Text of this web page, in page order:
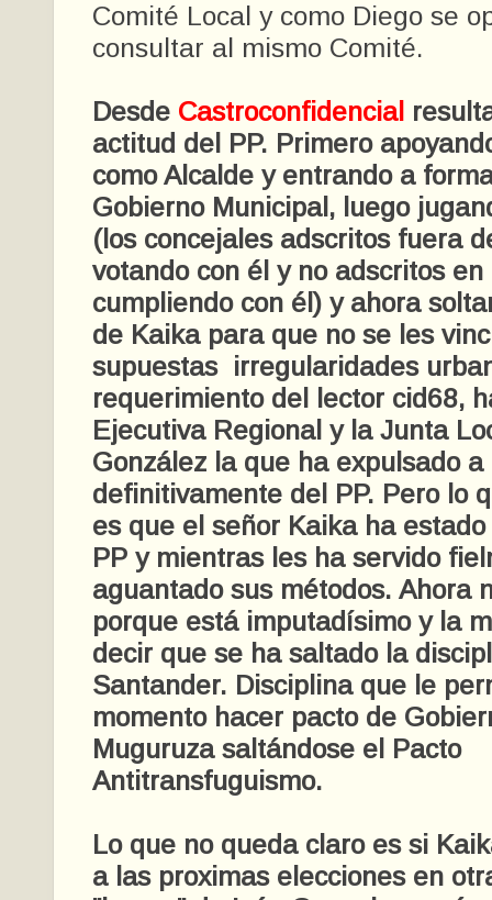
Comité Local y como Diego se
consultar al mismo Comité.
Desde Castroconfidencial
actitud del PP. Primero
como Alcalde y entrando a
Gobierno Municipal, luego
(los concejales adscritos fuera
votando con él y no adscritos
cumpliendo con él) y ahora
de Kaika para que no se les
supuestas irregularidades
requerimiento del lector cid68,
Ejecutiva Regional y la Junta
González la que ha expulsado a
definitivamente del PP. Pero lo
es que el señor Kaika ha
PP y mientras les ha servido
aguantado sus métodos. Ahora
porque está imputadísimo y la
decir que se ha saltado la
Santander. Disciplina que le
momento hacer pacto de
Muguruza saltándose el Pacto
Antitransfuguismo.
Lo que no queda claro es si
a las proximas elecciones en